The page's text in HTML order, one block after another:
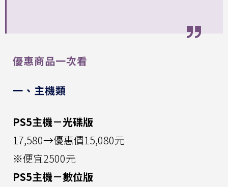
優惠商品一次看
一、主機類
PS5主機－光碟版
17,580→優惠價15,080元
※便宜2500元
PS5主機－數位版